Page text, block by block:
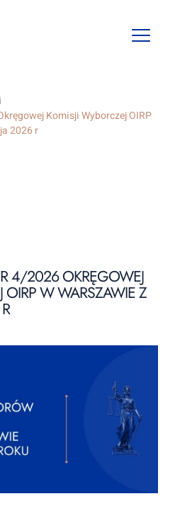
Open
Komisji Wyborczej OIRP
2026 r
4/2026 OKRĘGOWEJ
OIRP W WARSZAWIE Z